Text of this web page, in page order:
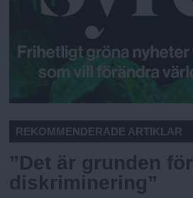
REKOMMENDERADE ARTIKLAR
”Det är grunden för
diskriminering”